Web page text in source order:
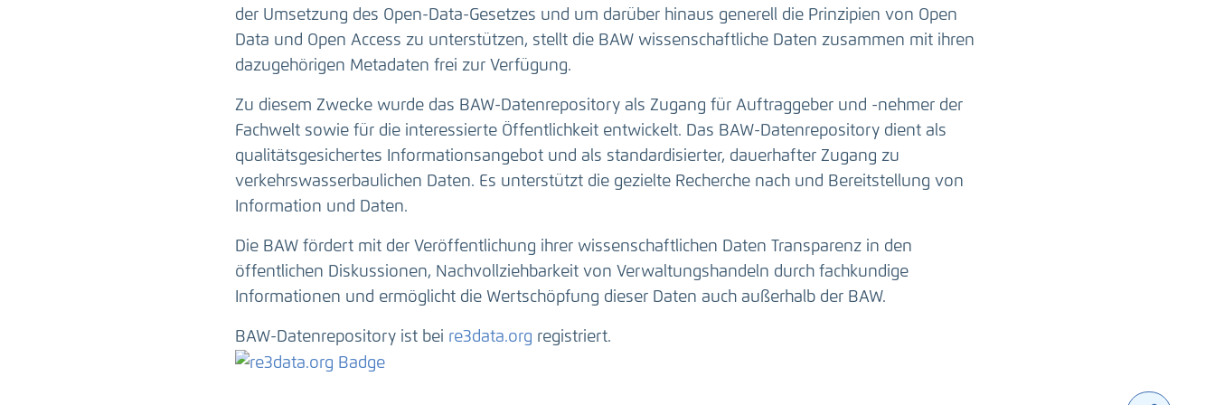
der Umsetzung des Open-Data-Gesetzes und um darüber hinaus generell die Prinzipien von Open
Data und Open Access zu unterstützen, stellt die BAW wissenschaftliche Daten zusammen mit ihren
dazugehörigen Metadaten frei zur Verfügung.
Zu diesem Zwecke wurde das BAW-Datenrepository als Zugang für Auftraggeber und -nehmer der
Fachwelt sowie für die interessierte Öffentlichkeit entwickelt. Das BAW-Datenrepository dient als
qualitätsgesichertes Informationsangebot und als standardisierter, dauerhafter Zugang zu
verkehrswasserbaulichen Daten. Es unterstützt die gezielte Recherche nach und Bereitstellung von
Information und Daten.
Die BAW fördert mit der Veröffentlichung ihrer wissenschaftlichen Daten Transparenz in den
öffentlichen Diskussionen, Nachvollziehbarkeit von Verwaltungshandeln durch fachkundige
Informationen und ermöglicht die Wertschöpfung dieser Daten auch außerhalb der BAW.
BAW-Datenrepository ist bei re3data.org registriert.